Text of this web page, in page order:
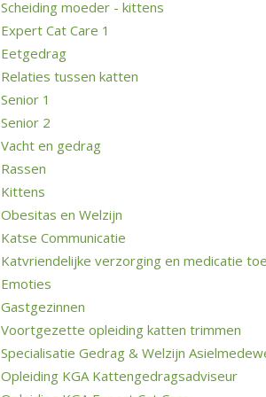
Scheiding moeder - kittens
Expert Cat Care 1
Eetgedrag
Relaties tussen katten
Senior 1
Senior 2
Vacht en gedrag
Rassen
Kittens
Obesitas en Welzijn
Katse Communicatie
Katvriendelijke verzorging en medicatie
Emoties
Gastgezinnen
Voortgezette opleiding katten trimmen
Specialisatie Gedrag & Welzijn
Opleiding KGA Kattengedragsadviseur